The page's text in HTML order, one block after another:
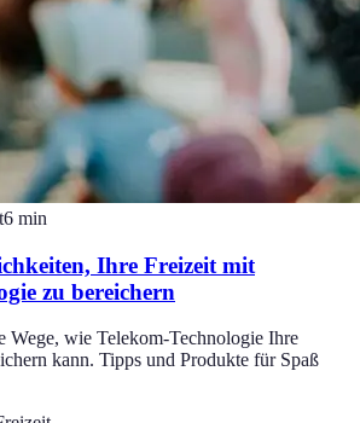
6 min
Ihre Freizeit mit
zu bereichern
Wege, wie Telekom-Technologie Ihre
kann. Tipps und Produkte für Spaß